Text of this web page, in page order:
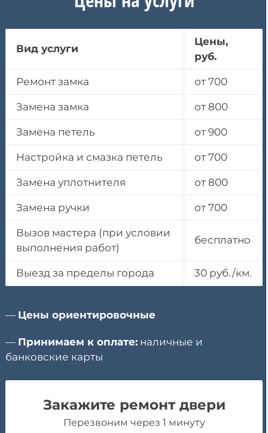
Вид услуги
Цены,
руб.
Ремонт замка от 700
Замена замка от 800
Замена петель от 900
Настройка и смазка петель от 700
Замена уплотнителя от 800
Замена ручки от 700
Вызов мастера (при условии
выполнения работ)
бесплатно
Выезд за пределы города 30 руб./км.
— Цены ориентировочные
— Принимаем к оплате: наличные и
банковские карты
Закажите ремонт двери
Перезвоним через 1 минуту